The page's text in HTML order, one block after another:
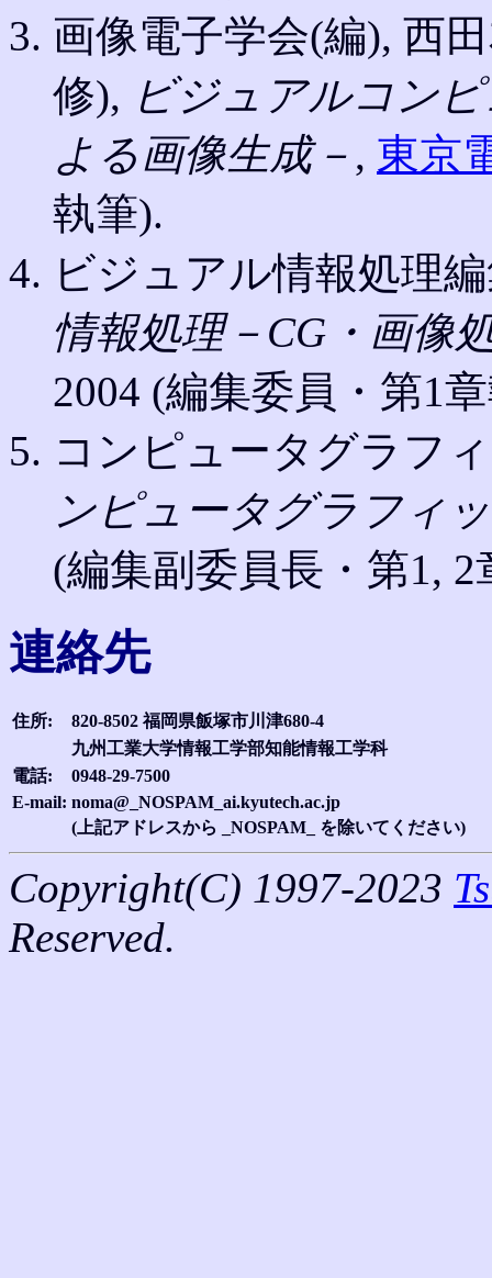
画像電子学会(編), 西
修), ビジュアルコン
よる画像生成－ , 東京
執筆).
ビジュアル情報処理
情報処理－CG・画像
2004 (編集委員・第1
コンピュータグラフ
ンピュータグラフィ
(編集副委員長・第1, 2
連絡先
住所:
820-8502 福岡県飯塚市川津680-4
九州工業大学情報工学部知能情報工学科
電話:
0948-29-7500
E-mail: noma@_NOSPAM_ai.kyutech.ac.jp
(上記アドレスから _NOSPAM_ を除いてください)
Copyright(C) 1997-2023
Reserved.